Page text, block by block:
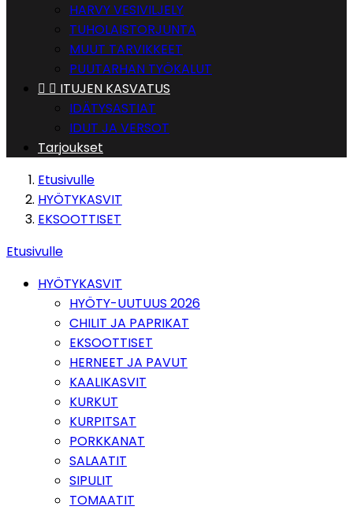
HARVY VESIVILJELY
TUHOLAISTORJUNTA
MUUT TARVIKKEET
PUUTARHAN TYÖKALUT
  ITUJEN KASVATUS
IDÄTYSASTIAT
IDUT JA VERSOT
Tarjoukset
Etusivulle
HYÖTYKASVIT
EKSOOTTISET
Etusivulle
HYÖTYKASVIT
HYÖTY-UUTUUS 2026
CHILIT JA PAPRIKAT
EKSOOTTISET
HERNEET JA PAVUT
KAALIKASVIT
KURKUT
KURPITSAT
PORKKANAT
SALAATIT
SIPULIT
TOMAATIT